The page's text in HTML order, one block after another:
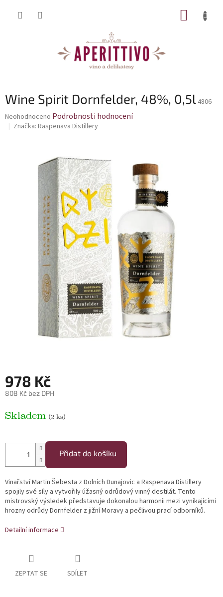
Wine Spirit Dornfelder, 48%, 0,5l 4806
Průměrné hodnocení produktu je 0,0 z 5 hvězdiček.
Neohodnoceno Podrobnosti hodnocení
Značka: Raspenava Distillery
978 Kč
808 Kč bez DPH
Skladem (2 ks)
Přidat do košíku
Vinařství Martin Šebesta z Dolních Dunajovic a Raspenava Distillery
spojily své síly a vytvořily úžasný odrůdový vinný destilát. Tento
mistrovský výsledek představuje dokonalou harmonii mezi vynikajícími
hrozny odrůdy Dornfelder z jižní Moravy a pečlivou prací odborníků.
Detailní informace
ZEPTAT SE SDÍLET